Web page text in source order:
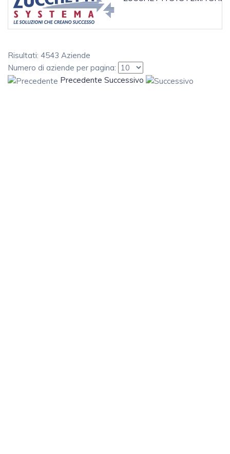
Risultati: 4543 Aziende
Numero di aziende per pagina:
Precedente Successivo